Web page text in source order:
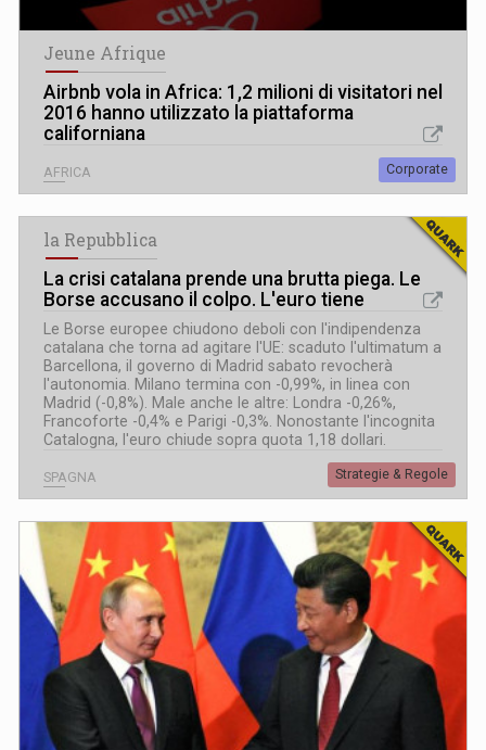
Jeune Afrique
Airbnb vola in Africa: 1,2 milioni di visitatori nel
2016 hanno utilizzato la piattaforma
californiana
AFRICA Corporate
la Repubblica
La crisi catalana prende una brutta piega. Le
Borse accusano il colpo. L'euro tiene
Le Borse europee chiudono deboli con l'indipendenza
catalana che torna ad agitare l'UE: scaduto l'ultimatum a
Barcellona, il governo di Madrid sabato revocherà
l'autonomia. Milano termina con -0,99%, in linea con
Madrid (-0,8%). Male anche le altre: Londra -0,26%,
Francoforte -0,4% e Parigi -0,3%. Nonostante l'incognita
Catalogna, l'euro chiude sopra quota 1,18 dollari.
SPAGNA Strategie & Regole